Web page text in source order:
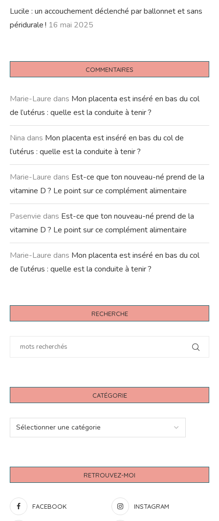
Lucile : un accouchement déclenché par ballonnet et sans
péridurale ! 16 mai 2025
COMMENTAIRES
Marie-Laure dans Mon placenta est inséré en bas du col
de l’utérus : quelle est la conduite à tenir ?
Nina dans Mon placenta est inséré en bas du col de
l’utérus : quelle est la conduite à tenir ?
Marie-Laure dans Est-ce que ton nouveau-né prend de la
vitamine D ? Le point sur ce complément alimentaire
Pasenvie dans Est-ce que ton nouveau-né prend de la
vitamine D ? Le point sur ce complément alimentaire
Marie-Laure dans Mon placenta est inséré en bas du col
de l’utérus : quelle est la conduite à tenir ?
RECHERCHE
CATÉGORIE
RETROUVEZ-MOI
FACEBOOK INSTAGRAM